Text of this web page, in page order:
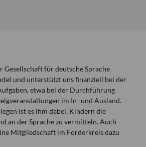
Gesellschaft für deutsche Sprache
und unterstützt uns finanziell bei der
etwa bei der Durchführung
im In- und Ausland.
ist es ihm dabei, Kindern die
an der Sprache zu vermitteln. Auch
Mitgliedschaft im Förderkreis dazu